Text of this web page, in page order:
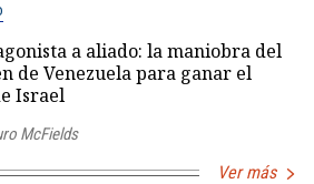
a aliado: la maniobra del
de Venezuela para ganar el
Israel
McFields
Ver más